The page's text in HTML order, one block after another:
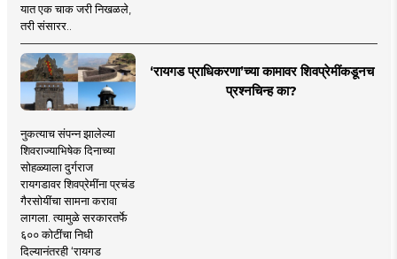
यात एक चाक जरी निखळले,
तरी संसारर..
‘रायगड प्राधिकरणा’च्या कामावर शिवप्रेमींकडूनच
प्रश्नचिन्ह का?
नुकत्याच संपन्न झालेल्या
शिवराज्याभिषेक दिनाच्या
सोहळ्याला दुर्गराज
रायगडावर शिवप्रेमींना प्रचंड
गैरसोयींचा सामना करावा
लागला. त्यामुळे सरकारतर्फे
६०० कोटींचा निधी
दिल्यानंतरही ‘रायगड